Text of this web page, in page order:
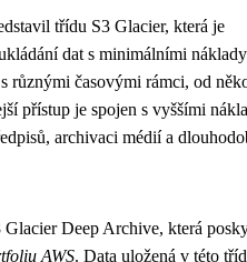
třídu S3 Glacier, která je
dat s minimálními
různými časovými rámci, od
přístup je spojen s vyššími
archivaci médií a
Deep Archive, která
AWS. Data uložená v této